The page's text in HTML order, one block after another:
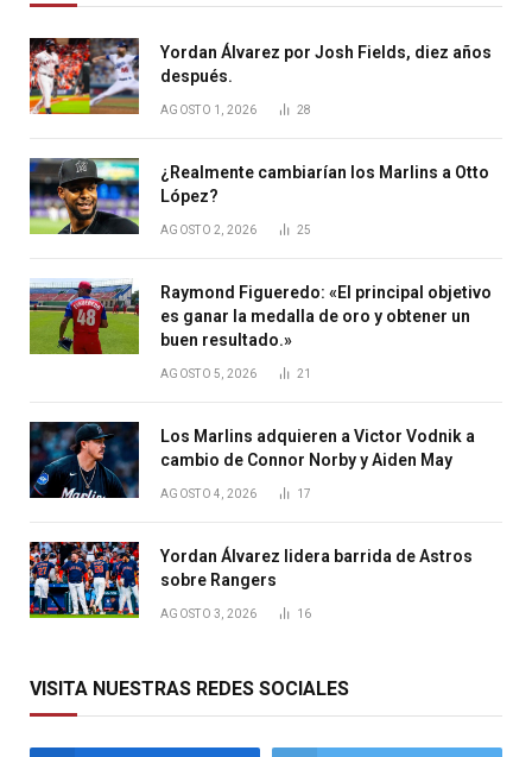
Yordan Álvarez por Josh Fields, diez años
después.
AGOSTO 1, 2026 28
¿Realmente cambiarían los Marlins a Otto
López?
AGOSTO 2, 2026 25
Raymond Figueredo: «El principal objetivo
es ganar la medalla de oro y obtener un
buen resultado.»
AGOSTO 5, 2026 21
Los Marlins adquieren a Victor Vodnik a
cambio de Connor Norby y Aiden May
AGOSTO 4, 2026 17
Yordan Álvarez lidera barrida de Astros
sobre Rangers
AGOSTO 3, 2026 16
VISITA NUESTRAS REDES SOCIALES